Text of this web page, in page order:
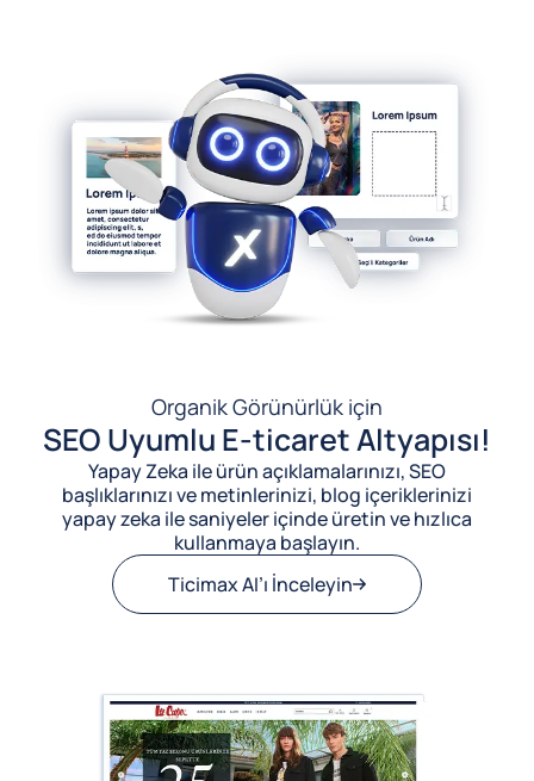
Organik Görünürlük için
SEO Uyumlu E-ticaret Altyapısı!
Yapay Zeka ile ürün açıklamalarınızı, SEO
başlıklarınızı ve metinlerinizi, blog içeriklerinizi
yapay zeka ile saniyeler içinde üretin ve hızlıca
kullanmaya başlayın.
Ticimax AI’ı İnceleyin